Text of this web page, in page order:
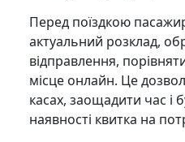
Перед поїздкою
актуальний розклад,
відправлення,
місце онлайн. Це
касах, заощадити час і
наявності квитка на